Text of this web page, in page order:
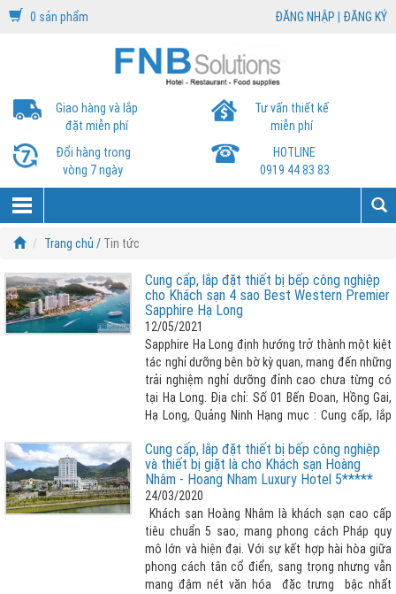
0 sản phẩm ĐĂNG NHẬP | ĐĂNG KÝ
Giao hàng và lắp
đặt miễn phí
Tư vấn thiết kế
miễn phí
Đổi hàng trong
vòng 7 ngày
HOTLINE
0919 44 83 83
Trang chủ / Tin tức
Cung cấp, lắp đặt thiết bị bếp công nghiệp
cho Khách sạn 4 sao Best Western Premier
Sapphire Hạ Long
12/05/2021
Sapphire Ha Long định hướng trở thành một kiệt
tác nghỉ dưỡng bên bờ kỳ quan, mang đến những
trải nghiệm nghỉ dưỡng đỉnh cao chưa từng có
tại Hạ Long. Địa chỉ: Số 01 Bến Đoan, Hồng Gai,
Hạ Long, Quảng Ninh Hạng mục : Cung cấp, lắp
Cung cấp, lắp đặt thiết bị bếp công nghiệp
và thiết bị giặt là cho Khách sạn Hoàng
Nhâm - Hoang Nham Luxury Hotel 5*****
24/03/2020
Khách sạn Hoàng Nhâm là khách sạn cao cấp
tiêu chuẩn 5 sao, mang phong cách Pháp quy
mô lớn và hiện đại. Với sự kết hợp hài hòa giữa
phong cách tân cổ điển, sang trọng nhưng vẫn
mang đậm nét văn hóa đặc trưng bậc nhất